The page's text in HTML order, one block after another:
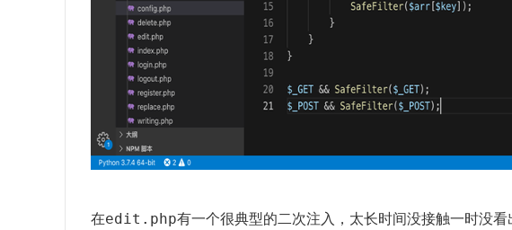
在edit.php有一个很典型的二次注入，太长时间没接触一时没